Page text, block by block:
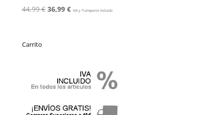
44,99€ El
36,99 €ElIVA y Transporte Incluido
Carrito